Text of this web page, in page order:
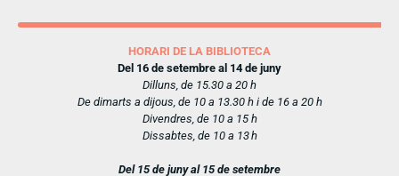
HORARI DE LA BIBLIOTECA
Del 16 de setembre al 14 de juny
Dilluns, de 15.30 a 20 h
De dimarts a dijous, de 10 a 13.30 h i de 16 a 20 h
Divendres, de 10 a 15 h
Dissabtes, de 10 a 13 h
Del 15 de juny al 15 de setembre